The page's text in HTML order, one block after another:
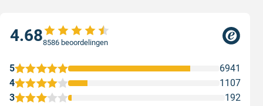
4.688586 beoordelingen
3 192
4 1107
5 6941